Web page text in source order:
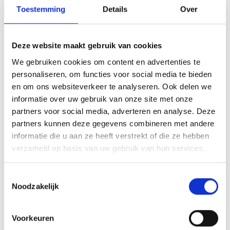
Toestemming Details Over
Deze website maakt gebruik van cookies
We gebruiken cookies om content en advertenties te
personaliseren, om functies voor social media te bieden
en om ons websiteverkeer te analyseren. Ook delen we
informatie over uw gebruik van onze site met onze
partners voor social media, adverteren en analyse. Deze
partners kunnen deze gegevens combineren met andere
informatie die u aan ze heeft verstrekt of die ze hebben
verzameld op basis van uw gebruik van hun services.
Noodzakelijk
Voorkeuren
02-03-26
Clausules in een koopovereenkomst:
waarom ze belangrijk zijn
Een koopovereenkomst is meer dan alleen een document waarin de
prijs en het huis worden vastgelegd. Het is de blauwdruk
Lees bericht